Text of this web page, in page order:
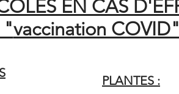
EN CAS
vaccination
PLANTES :